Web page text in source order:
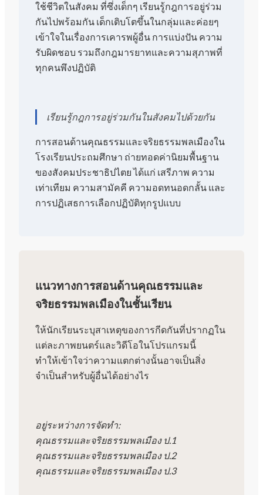
ใช้ชีวิตในสังคม ที่ซึ่งเด็กๆ เรียนรู้กฎการอยู่ร่วม
กันไปพร้อมกัน เด็กเติบโตขึ้นในกลุ่มและค่อยๆ
เข้าใจในเรื่องการเคารพผู้อื่น การแบ่งปัน ความ
รับผิดชอบ รวมถึงกฎมารยาทและความสุภาพที่
ทุกคนพึงปฏิบัติ
เรียนรู้กฎการอยู่ร่วมกันในสังคมไปด้วยกัน
การสอนด้านคุณธรรมและจริยธรรมพลเมืองใน
โรงเรียนประถมศึกษา ถ่ายทอดค่านิยมพื้นฐาน
ของสังคมประชาธิปไตย ได้แก่ เสรีภาพ ความ
เท่าเทียม ความสามัคคี ความอดทนอดกลั้น และ
การปฏิเสธการเลือกปฏิบัติทุกรูปแบบ
แนวทางการสอนด้านคุณธรรมและ
จริยธรรมพลเมืองในชั้นเรียน
ให้นักเรียนระบุสาเหตุของการกีดกันที่ปรากฏใน
แต่ละภาพยนตร์และวิดีโอในโปรแกรมนี้
ทำให้เข้าใจว่าความแตกต่างนั้นอาจเป็นสิ่ง
จำเป็นสำหรับผู้อื่นได้อย่างไร
อยู่ระหว่างการจัดทำ:
คุณธรรมและจริยธรรมพลเมือง ป.1
คุณธรรมและจริยธรรมพลเมือง ป.2
คุณธรรมและจริยธรรมพลเมือง ป.3